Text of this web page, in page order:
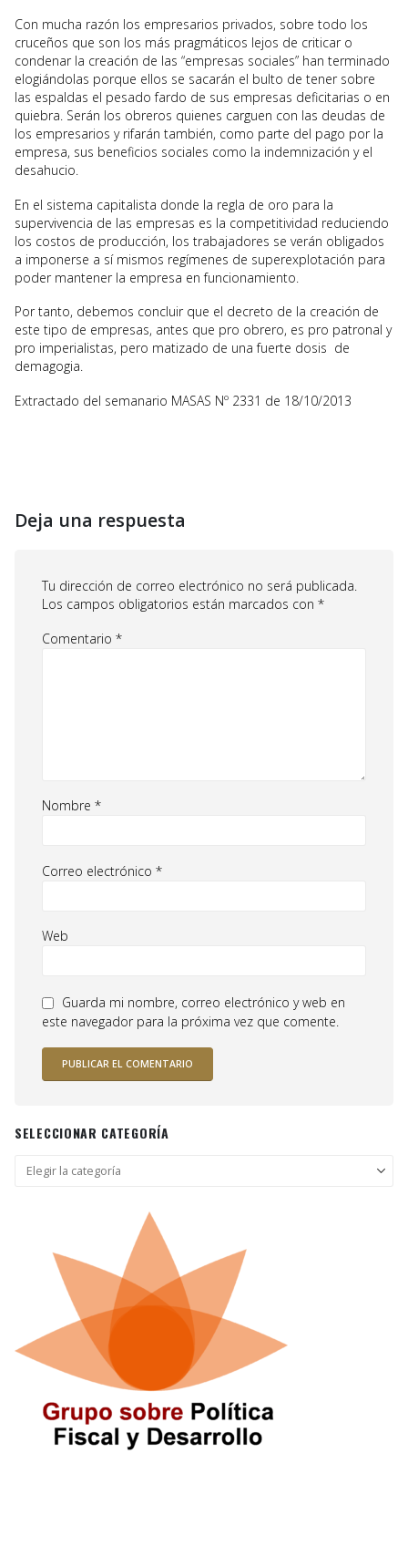
Con mucha razón los empresarios privados, sobre todo los
cruceños que son los más pragmáticos lejos de criticar o
condenar la creación de las “empresas sociales” han terminado
elogiándolas porque ellos se sacarán el bulto de tener sobre
las espaldas el pesado fardo de sus empresas deficitarias o en
quiebra. Serán los obreros quienes carguen con las deudas de
los empresarios y rifarán también, como parte del pago por la
empresa, sus beneficios sociales como la indemnización y el
desahucio.
En el sistema capitalista donde la regla de oro para la
supervivencia de las empresas es la competitividad reduciendo
los costos de producción, los trabajadores se verán obligados
a imponerse a sí mismos regímenes de superexplotación para
poder mantener la empresa en funcionamiento.
Por tanto, debemos concluir que el decreto de la creación de
este tipo de empresas, antes que pro obrero, es pro patronal y
pro imperialistas, pero matizado de una fuerte dosis de
demagogia.
Extractado del semanario MASAS Nº 2331 de 18/10/2013
Deja una respuesta
Tu dirección de correo electrónico no será publicada.
Los campos obligatorios están marcados con *
Comentario *
Nombre *
Correo electrónico *
Web
Guarda mi nombre, correo electrónico y web en
este navegador para la próxima vez que comente.
SELECCIONAR CATEGORÍA
Seleccionar
categoría